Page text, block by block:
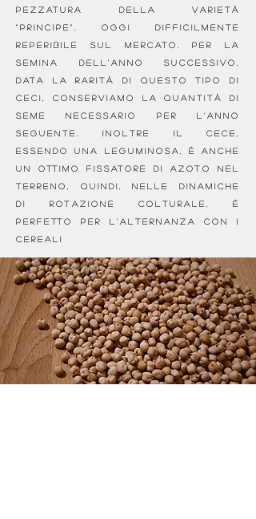
pezzatura della varietà
"Principe", oggi difficilmente
reperibile sul mercato. Per la
semina dell'anno successivo,
data la rarità di questo tipo di
ceci, conserviamo la quantità di
seme necessario per l'anno
seguente. Inoltre il cece,
essendo una leguminosa, è anche
un ottimo fissatore di azoto nel
terreno, quindi, nelle dinamiche
di rotazione colturale, è
perfetto per l'alternanza con i
cereali